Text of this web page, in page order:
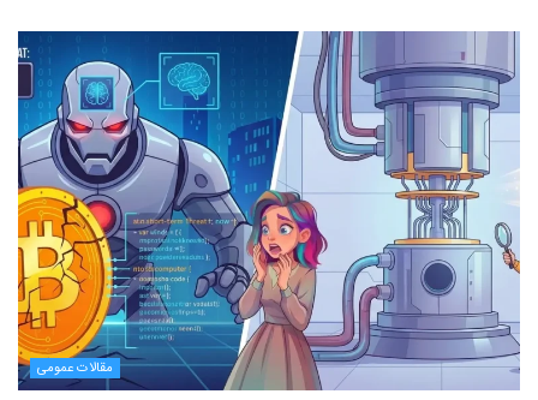
مقالات عمومی